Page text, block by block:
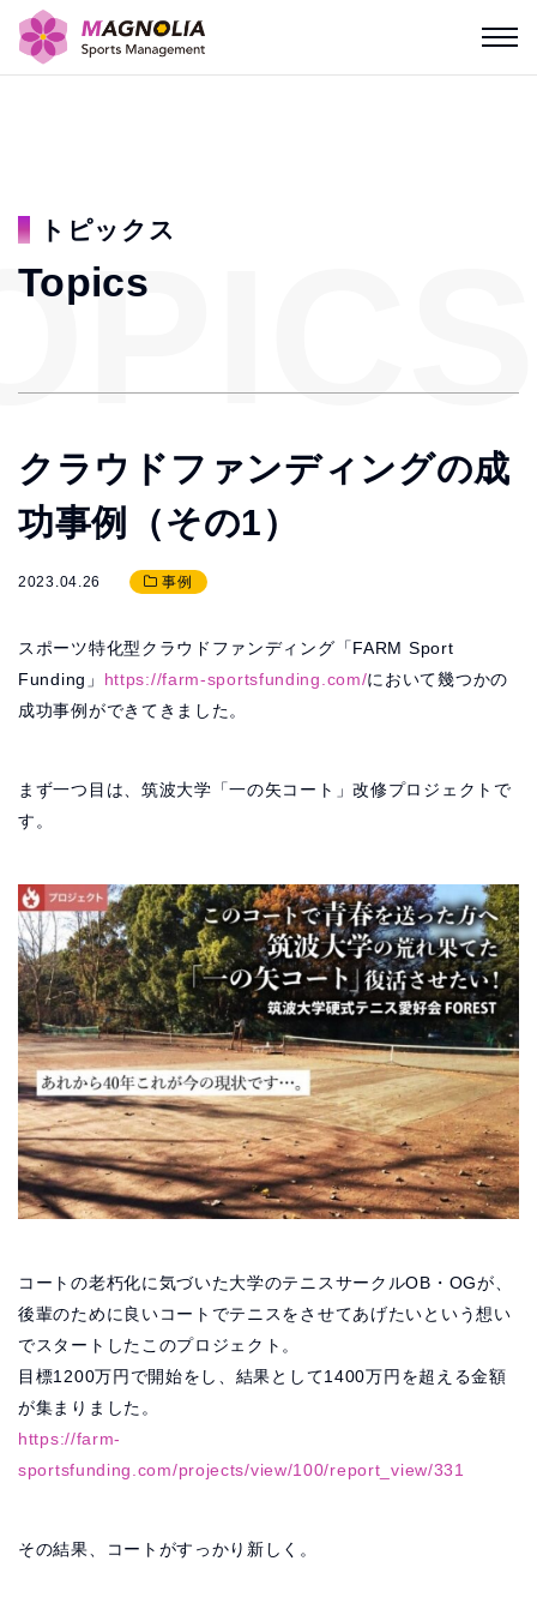
トピックス
Topics
クラウドファンディングの成
功事例（その1）
2023.04.26 事例
スポーツ特化型クラウドファンディング「FARM Sport
Funding」 https://farm-sportsfunding.com/において幾つかの
成功事例ができてきました。
まず一つ目は、筑波大学「一の矢コート」改修プロジェクトで
す。
コートの老朽化に気づいた大学のテニスサークルOB・OGが、
後輩のために良いコートでテニスをさせてあげたいという想い
でスタートしたこのプロジェクト。
目標1200万円で開始をし、結果として1400万円を超える金額
が集まりました。
https://farm-
sportsfunding.com/projects/view/100/report_view/331
その結果、コートがすっかり新しく。